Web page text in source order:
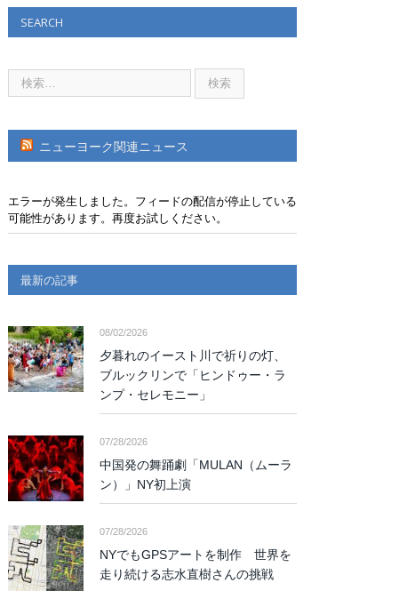
SEARCH
ニューヨーク関連ニュース
エラーが発生しました。フィードの配信が停止している
可能性があります。再度お試しください。
最新の記事
08/02/2026
夕暮れのイースト川で祈りの灯、
ブルックリンで「ヒンドゥー・ラ
ンプ・セレモニー」
07/28/2026
中国発の舞踊劇「MULAN（ムーラ
ン）」NY初上演
07/28/2026
NYでもGPSアートを制作 世界を
走り続ける志水直樹さんの挑戦